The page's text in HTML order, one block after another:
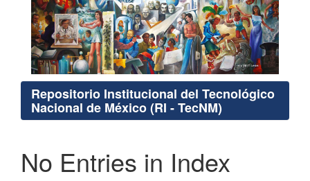
Repositorio Institucional del Tecnológico
Nacional de México (RI - TecNM)
No Entries in Index